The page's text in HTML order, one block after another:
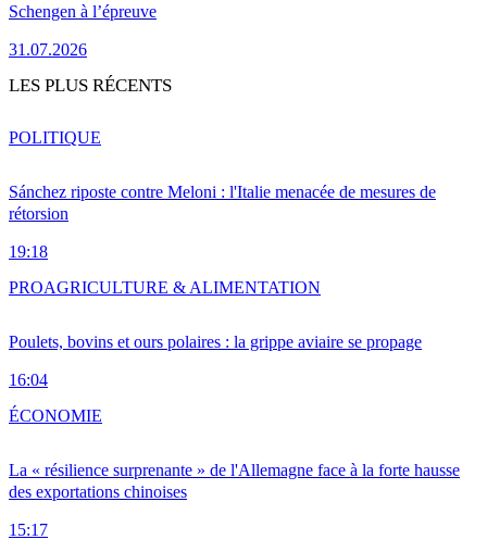
Schengen à l’épreuve
31.07.2026
LES PLUS RÉCENTS
Sánchez riposte contre Meloni : l'Italie menacée de mesures de
rétorsion
19:18
POLITIQUE
Poulets, bovins et ours polaires : la grippe aviaire se propage
16:04
PROAGRICULTURE & ALIMENTATION
La « résilience surprenante » de l'Allemagne face à la forte hausse
des exportations chinoises
15:17
ÉCONOMIE